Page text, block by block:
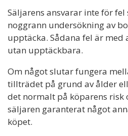
Säljarens ansvarar inte för
noggrann undersökning av
upptäcka. Sådana fel är
utan upptäckbara.
Om något slutar fungera
tillträdet på grund av ålder
det normalt på köparens risk
säljaren garanterat något
köpet.